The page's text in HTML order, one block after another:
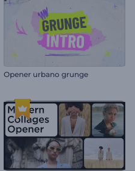
Opener urbano grunge